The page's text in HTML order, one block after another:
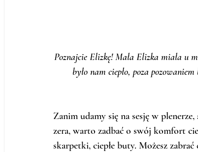
Poznajcie Elizkę! Mała Elizka miała u
było nam ciepło, poza
Zanim udamy się na sesję w
zera, warto zadbać o swój komfort
skarpetki, ciepłe buty. Możesz